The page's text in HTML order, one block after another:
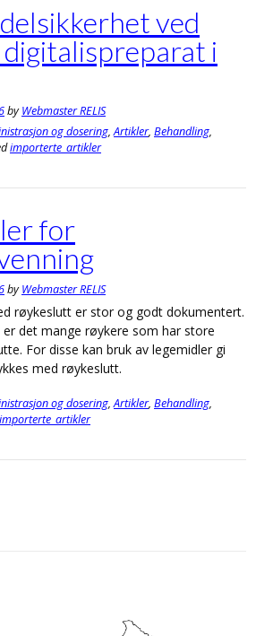
ved
i
byWebmaster RELIS
og dosering,Artikler, Behandling,
importerte_artikler
for
byWebmaster RELIS
røykeslutt er stor og godt dokumentert.
det mange røykere som har store
For disse kan bruk av legemidler gi
med røykeslutt.
og dosering,Artikler, Behandling,
importerte_artikler